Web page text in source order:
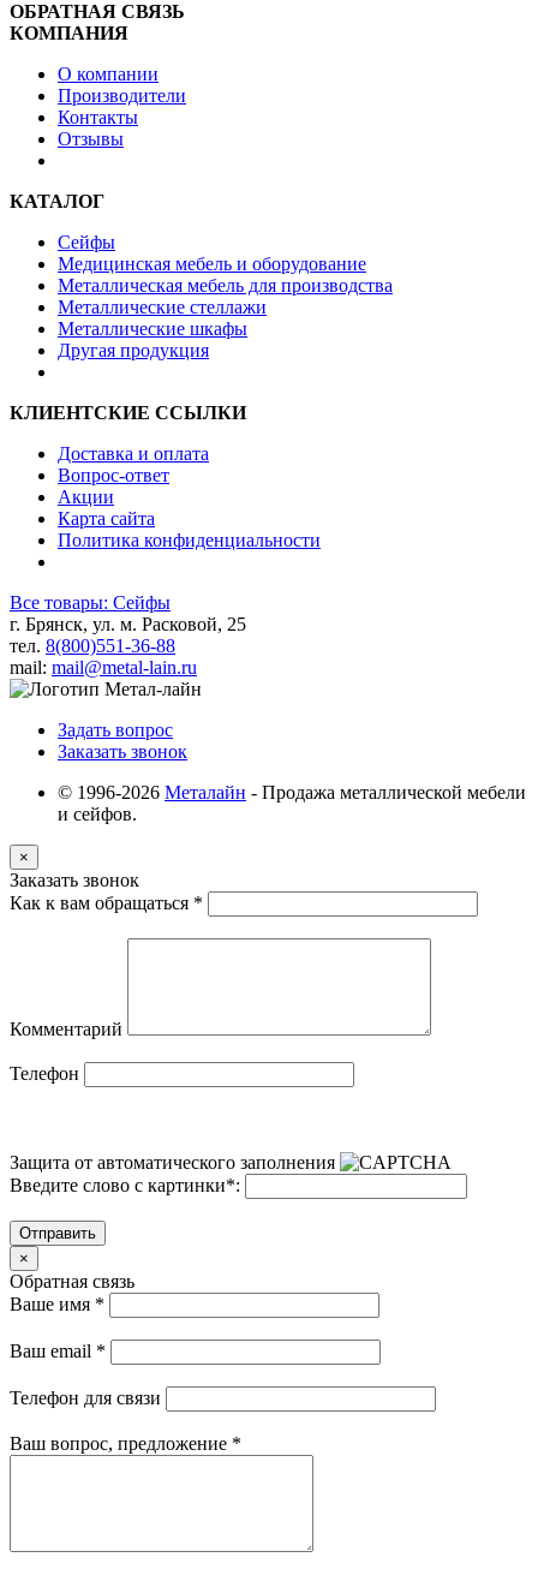
ОБРАТНАЯ СВЯЗЬ
КОМПАНИЯ
О компании
Производители
Контакты
Отзывы
КАТАЛОГ
Сейфы
Медицинская мебель и оборудование
Металлическая мебель для производства
Металлические стеллажи
Металлические шкафы
Другая продукция
КЛИЕНТСКИЕ ССЫЛКИ
Доставка и оплата
Вопрос-ответ
Акции
Карта сайта
Политика конфиденциальности
Все товары: Сейфы
г. Брянск, ул. м. Расковой, 25
тел. 8(800)551-36-88
mail: mail@metal-lain.ru
Задать вопрос
Заказать звонок
© 1996-2026 Металайн - Продажа металлической мебели
и сейфов.
×
Заказать звонок
Как к вам обращаться *
Комментарий
Телефон
Защита от автоматического заполнения
Введите слово с картинки*:
Отправить
×
Обратная связь
Ваше имя *
Ваш email *
Телефон для связи
Ваш вопрос, предложение *